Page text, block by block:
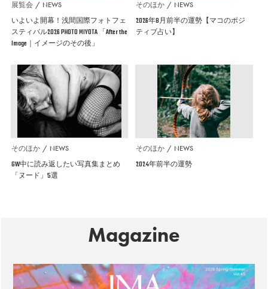
展覧会 NEWS
いよいよ開幕！浅間国際フォトフェ
スティバル2026 PHOTO MIYOTA 「After the
Image｜イメージのその後」
そのほか NEWS
2026年8月前半の運勢【マコのポジ
ティブ占い】
そのほか NEWS
GW中に読み返したい写真集まとめ
「ヌード」5選
そのほか NEWS
2024年前半の運勢
Magazine